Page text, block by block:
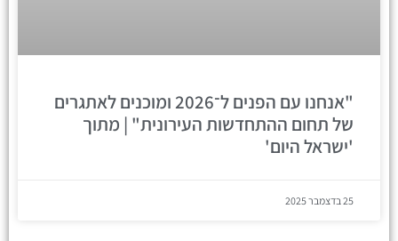
"אנחנו עם הפנים ל־2026 ומוכנים לאתגרים
של תחום ההתחדשות העירונית" | מתוך
'ישראל היום'
25 בדצמבר 2025